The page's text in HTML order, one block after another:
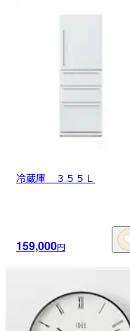
冷蔵庫 ３５５Ｌ
159,000円